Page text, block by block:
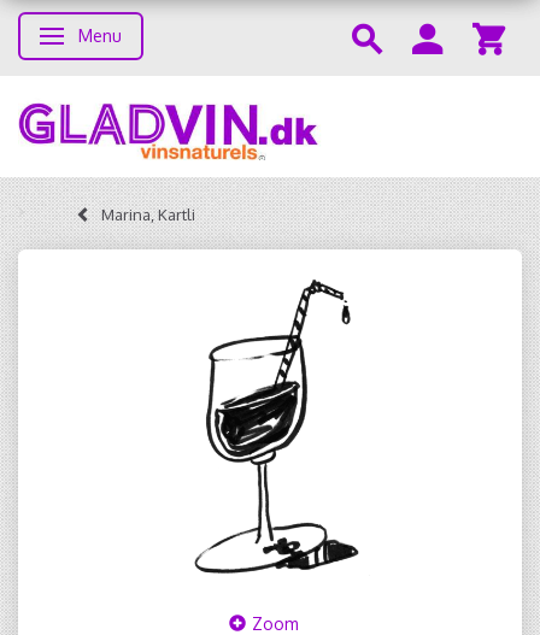
Skifte navigation
Menu
Marina, Kartli
Zoom